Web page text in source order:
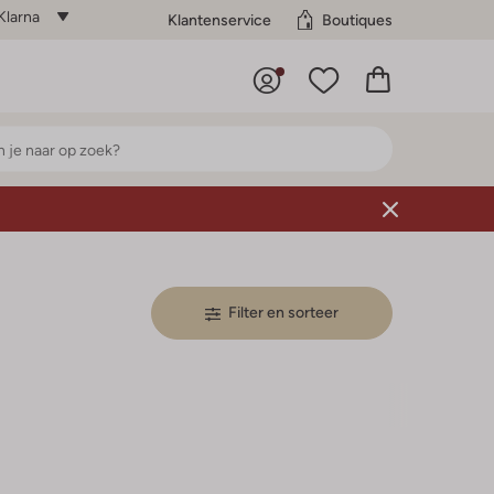
Klantenservice Boutiques
Filter en sorteer